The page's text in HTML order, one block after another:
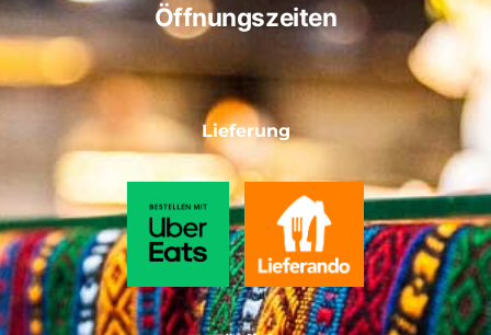
Öffnungszeiten
Lieferung